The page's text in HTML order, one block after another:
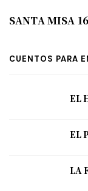
SANTA MISA
CUENTOS PARA
EL
EL
LA